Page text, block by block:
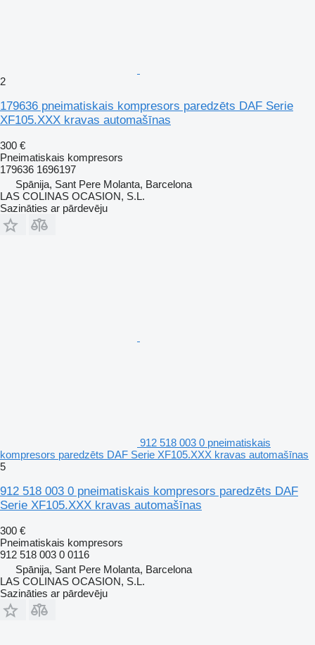
2
179636 pneimatiskais kompresors paredzēts DAF Serie
XF105.XXX kravas automašīnas
300 €
Pneimatiskais kompresors
179636 1696197
Spānija, Sant Pere Molanta, Barcelona
LAS COLINAS OCASION, S.L.
Sazināties ar pārdevēju
912 518 003 0 pneimatiskais
kompresors paredzēts DAF Serie XF105.XXX kravas automašīnas
5
912 518 003 0 pneimatiskais kompresors paredzēts DAF
Serie XF105.XXX kravas automašīnas
300 €
Pneimatiskais kompresors
912 518 003 0 0116
Spānija, Sant Pere Molanta, Barcelona
LAS COLINAS OCASION, S.L.
Sazināties ar pārdevēju